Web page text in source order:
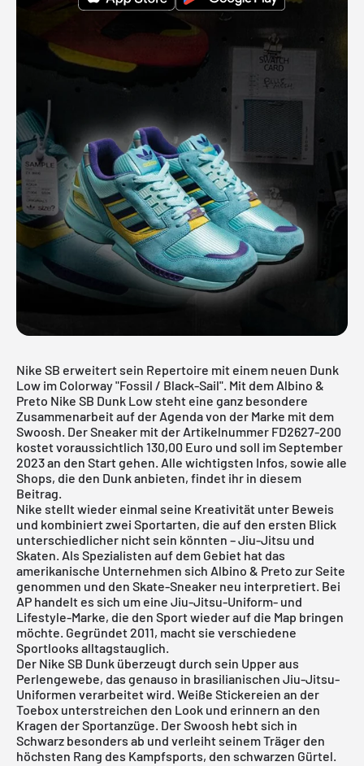
Nike SB erweitert sein Repertoire mit einem neuen Dunk
Low im Colorway "Fossil / Black-Sail". Mit dem Albino &
Preto Nike SB Dunk Low steht eine ganz besondere
Zusammenarbeit auf der Agenda von der Marke mit dem
Swoosh. Der Sneaker mit der Artikelnummer FD2627-200
kostet voraussichtlich 130,00 Euro und soll im September
2023 an den Start gehen. Alle wichtigsten Infos, sowie alle
Shops, die den Dunk anbieten, findet ihr in diesem
Beitrag.
Nike stellt wieder einmal seine Kreativität unter Beweis
und kombiniert zwei Sportarten, die auf den ersten Blick
unterschiedlicher nicht sein könnten – Jiu-Jitsu und
Skaten. Als Spezialisten auf dem Gebiet hat das
amerikanische Unternehmen sich Albino & Preto zur Seite
genommen und den Skate-Sneaker neu interpretiert. Bei
AP handelt es sich um eine Jiu-Jitsu-Uniform- und
Lifestyle-Marke, die den Sport wieder auf die Map bringen
möchte. Gegründet 2011, macht sie verschiedene
Sportlooks alltagstauglich.
Der Nike SB Dunk überzeugt durch sein Upper aus
Perlengewebe, das genauso in brasilianischen Jiu-Jitsu-
Uniformen verarbeitet wird. Weiße Stickereien an der
Toebox unterstreichen den Look und erinnern an den
Kragen der Sportanzüge. Der Swoosh hebt sich in
Schwarz besonders ab und verleiht seinem Träger den
höchsten Rang des Kampfsports, den schwarzen Gürtel.